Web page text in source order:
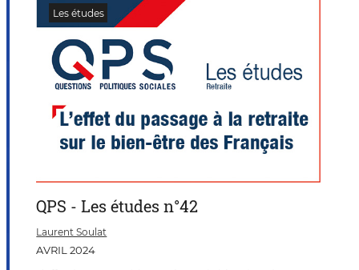
QPS - Les études n°42
Laurent Soulat
AVRIL 2024
Les études